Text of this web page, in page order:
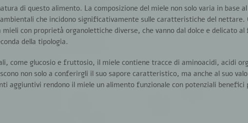
di questo alimento. La composizione del miele non solo varia in base
che incidono significativamente sulle caratteristiche del
mieli con proprietà organolettiche diverse, che vanno dal dolce e delicato
della tipologia.
come glucosio e fruttosio, il miele contiene tracce di aminoacidi, acidi
non solo a conferirgli il suo sapore caratteristico, ma anche al suo
aggiuntivi rendono il miele un alimento funzionale con potenziali benefici